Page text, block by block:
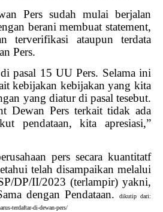
Pers sudah mulai berjalan
berani membuat statement,
terverifikasi ataupun terdata
Pers.
pasal 15 UU Pers. Selama ini
kebijakan kebijakan yang kita
yang diatur di pasal tesebut.
Dewan Pers terkait tidak ada
pendataan, kita apresiasi,”
pers secara kuantitatf
telah disampaikan melalui
DP/II/2023 (terlampir) yakni,
dengan Pendataan.
dikutip dari:
terdaftar-di-dewan-pers/